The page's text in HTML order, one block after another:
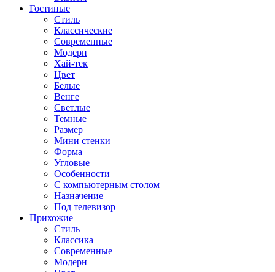
Гостиные
Стиль
Классические
Современные
Модерн
Хай-тек
Цвет
Белые
Венге
Светлые
Темные
Размер
Мини стенки
Форма
Угловые
Особенности
С компьютерным столом
Назначение
Под телевизор
Прихожие
Стиль
Классика
Современные
Модерн